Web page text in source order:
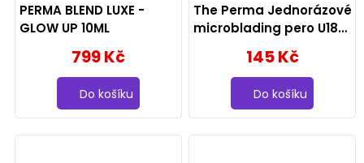
PERMA BLEND LUXE -
GLOW UP 10ML
799 Kč
Do košíku
The Perma Jednorázové
microblading pero U18
145 Kč
Do košíku